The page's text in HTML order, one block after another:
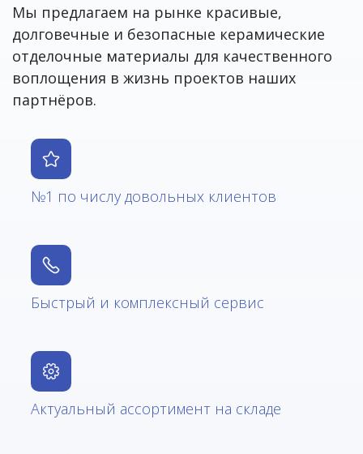
Мы предлагаем на рынке красивые,
долговечные и безопасные керамические
отделочные материалы для качественного
воплощения в жизнь проектов наших
партнёров.
№1 по числу довольных клиентов
Быстрый и комплексный сервис
Актуальный ассортимент на складе